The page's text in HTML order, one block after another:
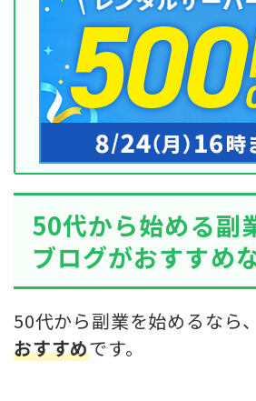
50代から始める副
ブログがおすすめ
50代から副業を始めるなら
おすすめです。